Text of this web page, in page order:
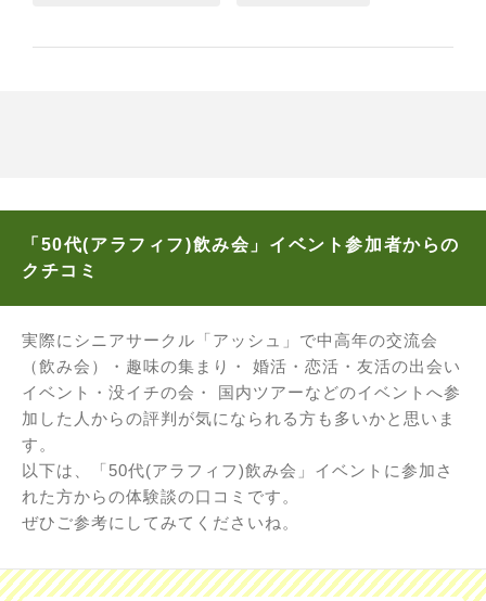
「50代(アラフィフ)飲み会」イベント参加者からの
クチコミ
実際にシニアサークル「アッシュ」で中高年の交流会
（飲み会）・趣味の集まり・ 婚活・恋活・友活の出会い
イベント・没イチの会・ 国内ツアーなどのイベントへ参
加した人からの評判が気になられる方も多いかと思いま
す。
以下は、「50代(アラフィフ)飲み会」イベントに参加さ
れた方からの体験談の口コミです。
ぜひご参考にしてみてくださいね。